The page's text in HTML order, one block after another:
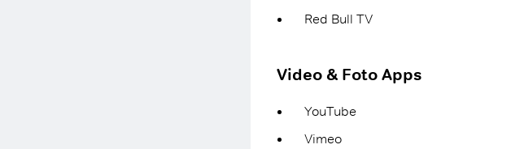
Red Bull TV
Video & Foto Apps
YouTube
Vimeo